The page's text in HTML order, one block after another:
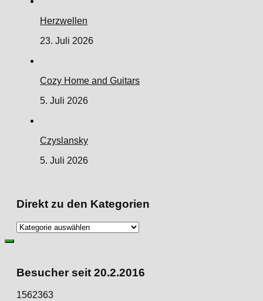
Herzwellen
23. Juli 2026
Cozy Home and Guitars
5. Juli 2026
Czyslansky
5. Juli 2026
Direkt zu den Kategorien
Direkt
Besucher seit 20.2.2016
1562363